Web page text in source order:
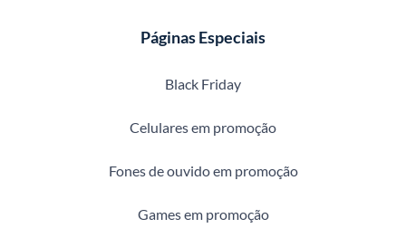
Páginas Especiais
Black Friday
Celulares em promoção
Fones de ouvido em promoção
Games em promoção